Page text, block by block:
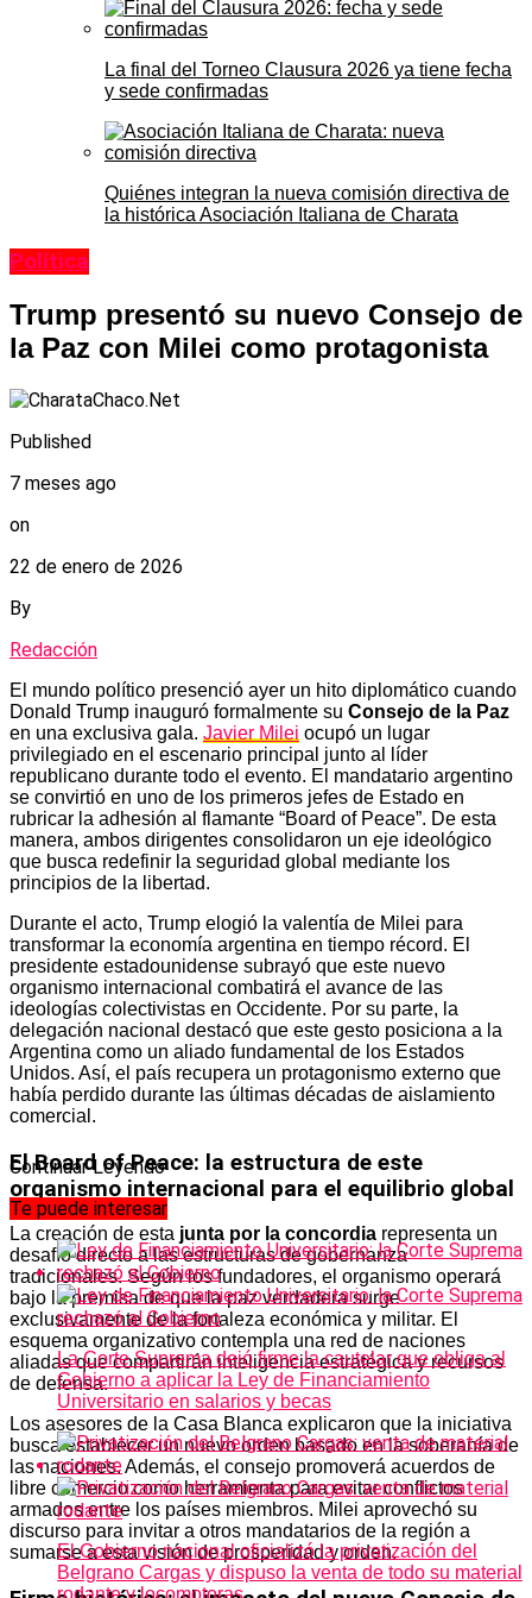
La final del Torneo Clausura 2026 ya tiene fecha
y sede confirmadas
Quiénes integran la nueva comisión directiva de
la histórica Asociación Italiana de Charata
Política
Trump presentó su nuevo Consejo de
la Paz con Milei como protagonista
Published
7 meses ago
on
22 de enero de 2026
By
Redacción
El mundo político presenció ayer un hito diplomático cuando
Donald Trump inauguró formalmente su Consejo de la Paz
en una exclusiva gala. Javier Milei ocupó un lugar
privilegiado en el escenario principal junto al líder
republicano durante todo el evento. El mandatario argentino
se convirtió en uno de los primeros jefes de Estado en
rubricar la adhesión al flamante “Board of Peace”. De esta
manera, ambos dirigentes consolidaron un eje ideológico
que busca redefinir la seguridad global mediante los
principios de la libertad.
Durante el acto, Trump elogió la valentía de Milei para
transformar la economía argentina en tiempo récord. El
presidente estadounidense subrayó que este nuevo
organismo internacional combatirá el avance de las
ideologías colectivistas en Occidente. Por su parte, la
delegación nacional destacó que este gesto posiciona a la
Argentina como un aliado fundamental de los Estados
Unidos. Así, el país recupera un protagonismo externo que
había perdido durante las últimas décadas de aislamiento
comercial.
El Board of Peace: la estructura de este
organismo internacional para el equilibrio global
La creación de esta junta por la concordia representa un
desafío directo a las estructuras de gobernanza
tradicionales. Según los fundadores, el organismo operará
bajo la premisa de que la paz verdadera surge
exclusivamente de la fortaleza económica y militar. El
esquema organizativo contempla una red de naciones
aliadas que compartirán inteligencia estratégica y recursos
de defensa.
Los asesores de la Casa Blanca explicaron que la iniciativa
busca establecer un nuevo orden basado en la soberanía de
las naciones. Además, el consejo promoverá acuerdos de
libre comercio como herramienta para evitar conflictos
armados entre los países miembros. Milei aprovechó su
discurso para invitar a otros mandatarios de la región a
sumarse a esta visión de prosperidad y orden.
Continuar Leyendo
Te puede interesar
La Corte Suprema dejó firme la cautelar que obliga al
Gobierno a aplicar la Ley de Financiamiento
Universitario en salarios y becas
El Gobierno nacional oficializó la privatización del
Belgrano Cargas y dispuso la venta de todo su material
rodante y locomotoras